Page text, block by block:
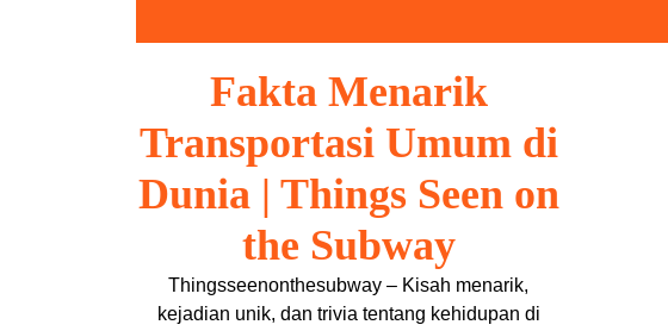
Fakta Menarik
Transportasi Umum di
Dunia | Things Seen on
the Subway
Thingsseenonthesubway – Kisah menarik,
kejadian unik, dan trivia tentang kehidupan di